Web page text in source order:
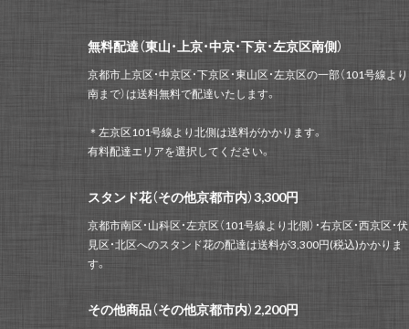
無料配達（東山・上京・中京・下京・左京区南側）
京都市上京区・中京区・下京区・東山区・左京区の一部（101号線より
南まで）は送料無料で配達いたします。
＊左京区101号線より北側は送料がかかります。
有料配達エリアを選択してください。
スタンド花（その他京都市内）3,300円
京都市南区・山科区・左京区（101号線より北側）・右京区・西京区・伏
見区・北区へのスタンド花の配達は送料が3,300円(税込)かかりま
す。
その他商品（その他京都市内）2,200円